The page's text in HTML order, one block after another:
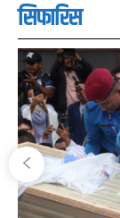
सिफारिस